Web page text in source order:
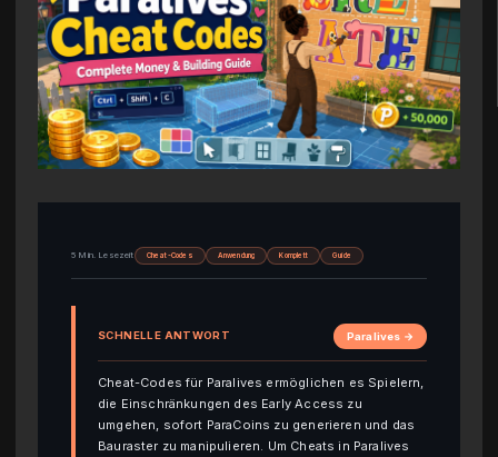
5 Min. Lesezeit Cheat-Codes Anwendung Komplett Guide
SCHNELLE ANTWORT Paralives →
Cheat-Codes für Paralives ermöglichen es Spielern,
die Einschränkungen des Early Access zu
umgehen, sofort ParaCoins zu generieren und das
Bauraster zu manipulieren. Um Cheats in Paralives